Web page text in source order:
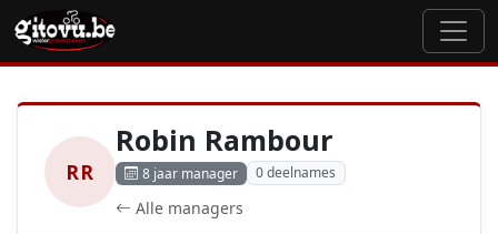
RR
Robin Rambour
8 jaar manager 0 deelnames
Alle managers